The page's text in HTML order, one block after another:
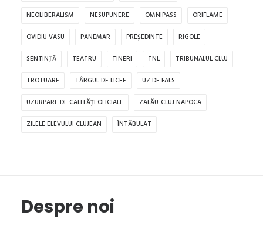
NEOLIBERALISM NESUPUNERE OMNIPASS ORIFLAME
OVIDIU VASU PANEMAR PREȘEDINTE RIGOLE
SENTINȚĂ TEATRU TINERI TNL TRIBUNALUL CLUJ
TROTUARE TÂRGUL DE LICEE UZ DE FALS
UZURPARE DE CALITĂȚI OFICIALE ZALĂU-CLUJ NAPOCA
ZILELE ELEVULUI CLUJEAN ÎNTĂBULAT
Despre noi